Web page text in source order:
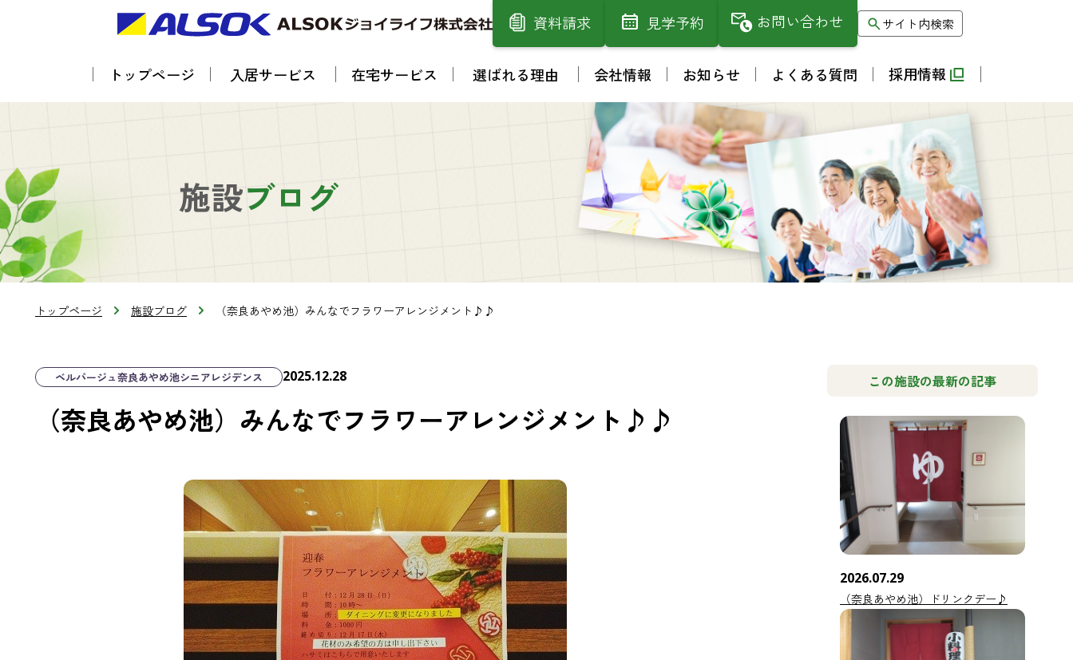
資料請求 見学予約 お問い合わせ サイト内検索
トップページ 入居サービス 在宅サービス 選ばれる理由 会社情報 お知らせ よくある質問 採用情報
施設ブログ
トップページ 施設ブログ （奈良あやめ池）みんなでフラワーアレンジメント♪♪
ベルパージュ奈良あやめ池シニアレジデンス 2025.12.28
（奈良あやめ池）みんなでフラワーアレンジメント♪♪
この施設の最新の記事
2026.07.29
（奈良あやめ池）ドリンクデー♪